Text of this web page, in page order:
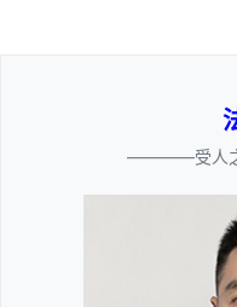
————受人